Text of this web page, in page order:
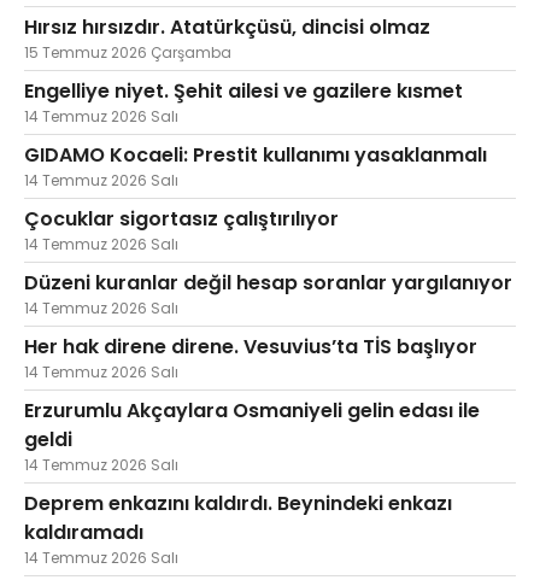
Hırsız hırsızdır. Atatürkçüsü, dincisi olmaz
15 Temmuz 2026 Çarşamba
Engelliye niyet. Şehit ailesi ve gazilere kısmet
14 Temmuz 2026 Salı
GIDAMO Kocaeli: Prestit kullanımı yasaklanmalı
14 Temmuz 2026 Salı
Çocuklar sigortasız çalıştırılıyor
14 Temmuz 2026 Salı
Düzeni kuranlar değil hesap soranlar yargılanıyor
14 Temmuz 2026 Salı
Her hak direne direne. Vesuvius’ta TİS başlıyor
14 Temmuz 2026 Salı
Erzurumlu Akçaylara Osmaniyeli gelin edası ile
geldi
14 Temmuz 2026 Salı
Deprem enkazını kaldırdı. Beynindeki enkazı
kaldıramadı
14 Temmuz 2026 Salı